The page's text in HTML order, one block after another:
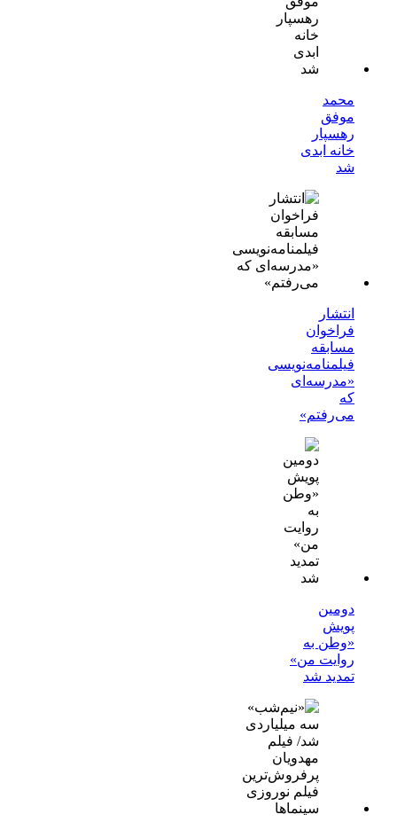
محمد
موفق
رهسپار
خانه ابدی
شد
انتشار
فراخوان
مسابقه
فیلمنامه‌نویسی
«مدرسه‌ای
که
می‌رفتم»
دومین
پویش
«وطن به
روایت من»
تمدید شد